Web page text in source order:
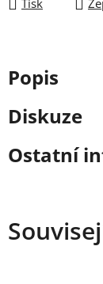
Tisk
Popis
Diskuze
Ostatní